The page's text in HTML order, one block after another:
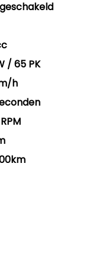
/ 65 PK
h